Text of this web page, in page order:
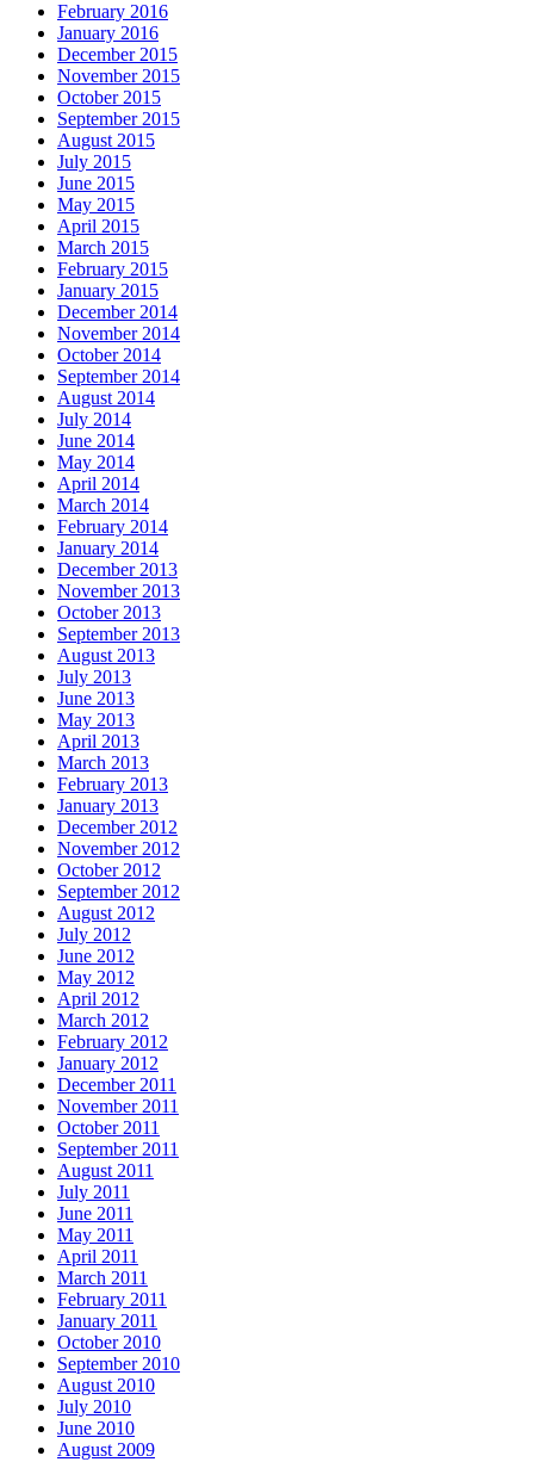
February 2016
January 2016
December 2015
November 2015
October 2015
September 2015
August 2015
July 2015
June 2015
May 2015
April 2015
March 2015
February 2015
January 2015
December 2014
November 2014
October 2014
September 2014
August 2014
July 2014
June 2014
May 2014
April 2014
March 2014
February 2014
January 2014
December 2013
November 2013
October 2013
September 2013
August 2013
July 2013
June 2013
May 2013
April 2013
March 2013
February 2013
January 2013
December 2012
November 2012
October 2012
September 2012
August 2012
July 2012
June 2012
May 2012
April 2012
March 2012
February 2012
January 2012
December 2011
November 2011
October 2011
September 2011
August 2011
July 2011
June 2011
May 2011
April 2011
March 2011
February 2011
January 2011
October 2010
September 2010
August 2010
July 2010
June 2010
August 2009